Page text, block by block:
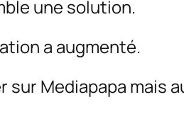
une solution.
a augmenté.
Mediapapa mais